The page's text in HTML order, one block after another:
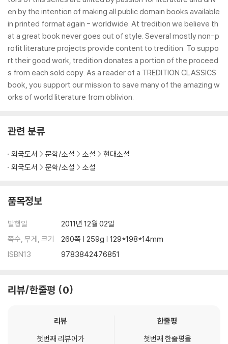
en by the intention of making all public domain books available
in printed format again - worldwide. At tredition we believe th
at a great book never goes out of style. Several mostly non-p
rofit literature projects provide content to tredition. To suppo
rt their good work, tredition donates a portion of the proceed
s from each sold copy. As a reader of a TREDITION CLASSICS
book, you support our mission to save many of the amazing w
orks of world literature from oblivion.
관련 분류
외국도서 문학/소설 소설
현대소설
외국도서
문학/소설 소설
품목정보
발행일
2011년 12월 02일
쪽수, 무게, 크기
260쪽 | 259g | 129*198*14mm
ISBN13
9783842476851
리뷰/한줄평 0
리뷰
첫번째 리뷰어가
한줄평
첫번째 한줄평을